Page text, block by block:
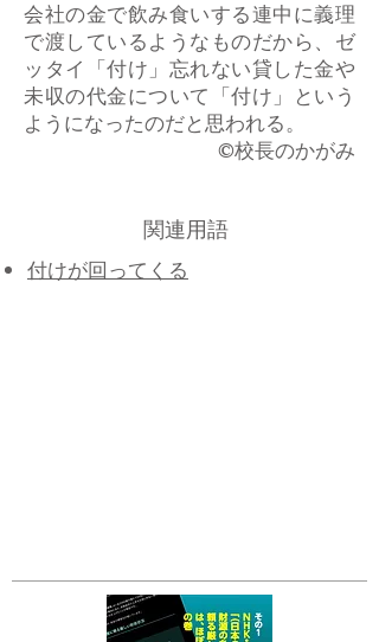
会社の金で飲み食いする連中に義理
で渡しているようなものだから、ゼ
ッタイ「付け」忘れない貸した金や
未収の代金について「付け」という
ようになったのだと思われる。
©校長のかがみ​
関連用語
付けが回ってくる